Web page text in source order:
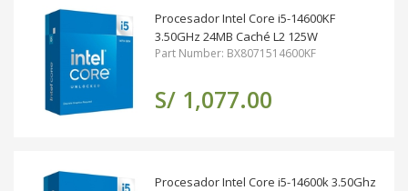
Procesador Intel Core i5-14600KF
3.50GHz 24MB Caché L2 125W
Part Number: BX8071514600KF
S/ 1,077.00
Procesador Intel Core i5-14600k 3.50Ghz